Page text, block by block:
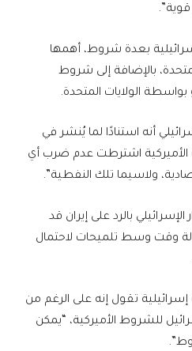
بعدة شروط، أهمها
بالإضافة إلى شروط
الولايات المتحدة.
أنه استنادًا لما يُنشر في
الأميركية اشترطت عدم ضرب أي
ولاسيما تلك النفطية”.
بالرد على إيران قد
وقت وسط تلميحات لاحتمال
إسرائيلية تقول إنه على الرغم من
للشروط الأميركية، “يمكن